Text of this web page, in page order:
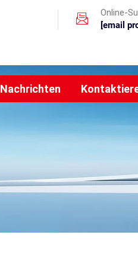
Online-
[email
Nachrichten